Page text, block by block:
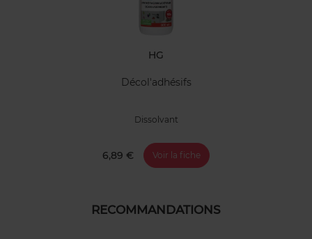
HG
Décol'adhésifs
Dissolvant
6,89 € Voir la fiche
RECOMMANDATIONS